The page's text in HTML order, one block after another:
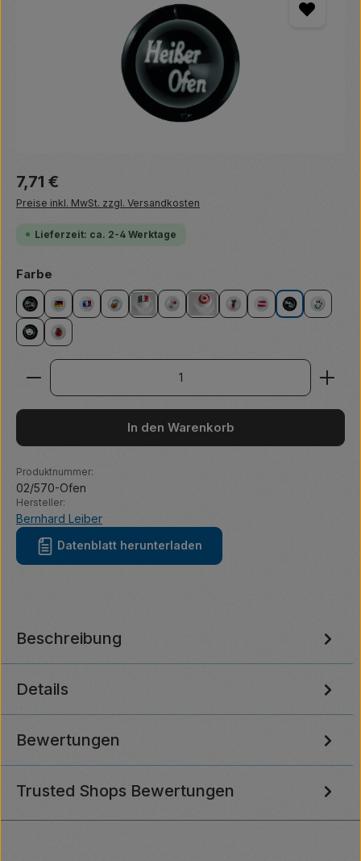
Regulärer Preis:
7,71 €
Preise inkl. MwSt. zzgl. Versandkosten
Lieferzeit: ca. 2-4 Werktage
Farbe
BesteckDeutschland
Frankreich
GesichtItalienKoch KreiselMöhreÖsterreich
OfenSmiley
Smiley/schwarz
Tomate
Produkt Anzahl: Gib den gewünschten Wert ein
In den Warenkorb
Produktnummer:
02/570-Ofen
Hersteller:
Bernhard Leiber
Datenblatt herunterladen
Beschreibung
Details
Bewertungen
Trusted Shops Bewertungen